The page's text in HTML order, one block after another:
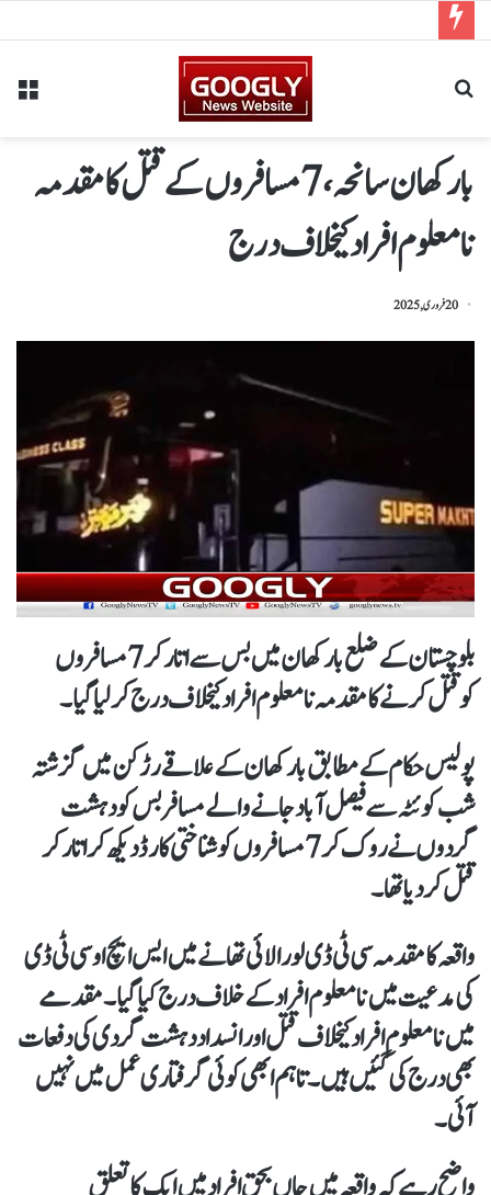
بارکھان سانحہ،7مسافروں کے قتل کا مقدمہ
نامعلوم افراد کیخلاف درج
20 فروری, 2025
بلوچستان کے ضلع بارکھان میں بس سے اتار کر7 مسافروں
کوقتل کرنے کا مقدمہ نامعلوم افراد کیخلاف درج کرلیاگیا۔
پولیس حکام کے مطابق بارکھان کے علاقے رڑکن میں گزشتہ
شب کوئٹہ سے فیصل آباد جانے والے مسافر بس کو دہشت
گردوں نے روک کر 7 مسافروں کو شناختی کارڈ دیکھ کر اتار کر
قتل کردیا تھا۔
واقعہ کا مقدمہ سی ٹی ڈی لورالائی تھانے میں ایس ایچ او سی ٹی ڈی
کی مدعیت میں نامعلوم افراد کے خلاف درج کیا گیا۔مقدمے
میں نامعلوم افراد کیخلاف قتل اور انسداد دہشت گردی کی دفعات
بھی درج کی گئیں ہیں۔ تاہم ابھی کوئی گرفتار ی عمل میں نہیں
آئی۔